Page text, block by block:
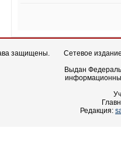
защищены.
Сетевое
Выдан
Редакция: